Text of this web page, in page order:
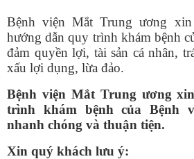
Bệnh viện Mắt Trung ương
hướng dẫn quy trình khám bệnh
đảm quyền lợi, tài sản cá nhân,
xấu lợi dụng, lừa đảo.
Bệnh viện Mắt Trung ương
trình khám bệnh của Bệnh
nhanh chóng và thuận tiện.
Xin quý khách lưu ý: